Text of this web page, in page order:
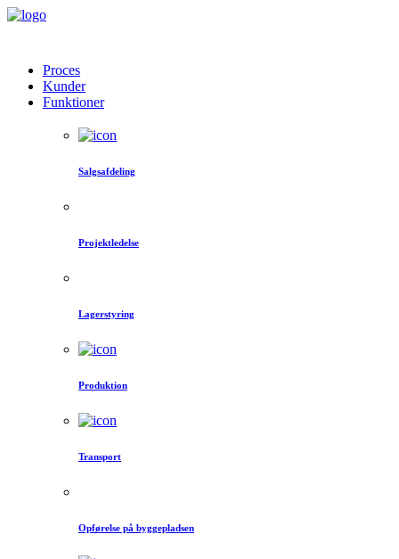
Proces
Kunder
Funktioner
Salgsafdeling
Projektledelse
Lagerstyring
Produktion
Transport
Opførelse på byggepladsen